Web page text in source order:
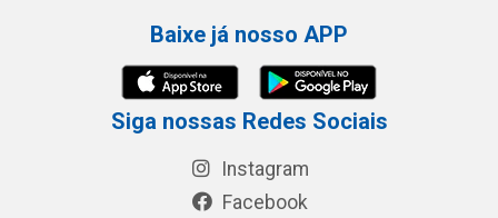
Baixe já nosso APP
Siga nossas Redes Sociais
Instagram
Facebook